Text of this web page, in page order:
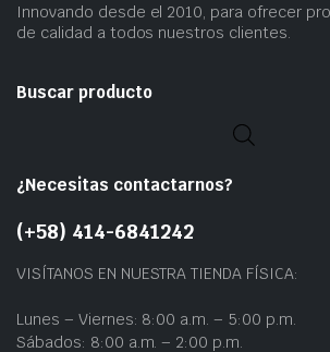
Innovando desde el 2010, para ofrecer
de calidad a todos nuestros clientes.
Buscar producto
¿Necesitas contactarnos?
(+58) 414-6841242
VISÍTANOS EN NUESTRA TIENDA FÍSICA:
Lunes – Viernes: 8:00 a.m. – 5:00 p.m.
Sábados: 8:00 a.m. – 2:00 p.m.